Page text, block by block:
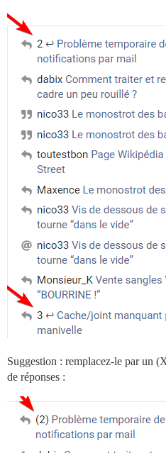
Suggestion : remplacez-le par un
de réponses :